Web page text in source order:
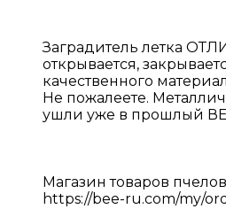
Заградитель летка
открывается,
качественного
Не пожалеете.
ушли уже в прошлый
Магазин товаров
https://bee-ru.com/my/